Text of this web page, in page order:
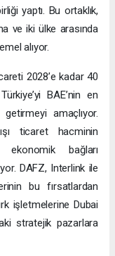
yaptı. Bu ortaklık,
ve iki ülke arasında
alıyor.
2028’e kadar 40
BAE’nin en
amaçlıyor.
ticaret hacminin
bağları
DAFZ, Interlink ile
bu fırsatlardan
işletmelerine Dubai
stratejik pazarlara